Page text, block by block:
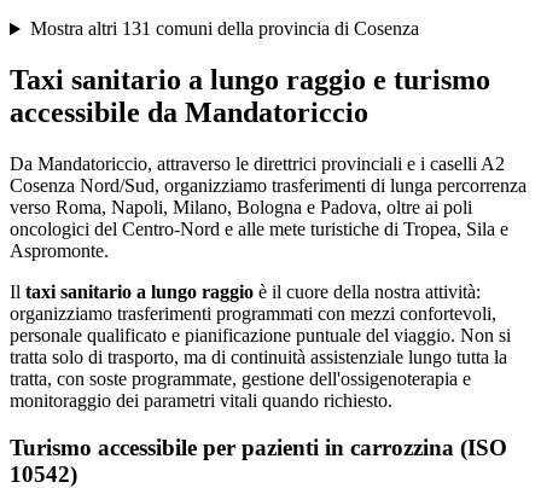
Mostra altri 131 comuni della provincia di Cosenza
Taxi sanitario a lungo raggio e turismo
accessibile da Mandatoriccio
Da Mandatoriccio, attraverso le direttrici provinciali e i caselli A2
Cosenza Nord/Sud, organizziamo trasferimenti di lunga percorrenza
verso Roma, Napoli, Milano, Bologna e Padova, oltre ai poli
oncologici del Centro-Nord e alle mete turistiche di Tropea, Sila e
Aspromonte.
Il taxi sanitario a lungo raggio è il cuore della nostra attività:
organizziamo trasferimenti programmati con mezzi confortevoli,
personale qualificato e pianificazione puntuale del viaggio. Non si
tratta solo di trasporto, ma di continuità assistenziale lungo tutta la
tratta, con soste programmate, gestione dell'ossigenoterapia e
monitoraggio dei parametri vitali quando richiesto.
Turismo accessibile per pazienti in carrozzina (ISO
10542)